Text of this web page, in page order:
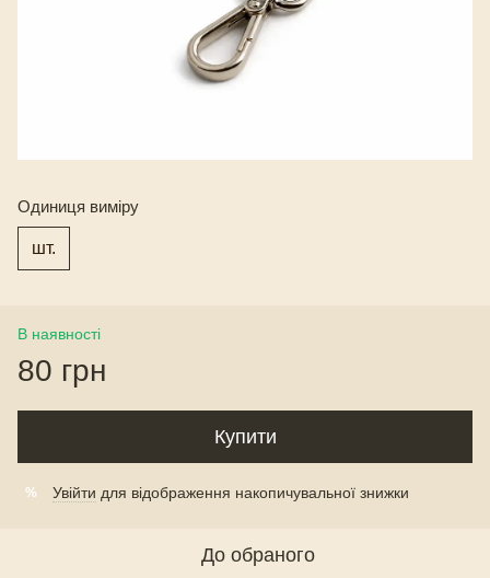
Одиниця виміру
шт.
В наявності
80 грн
Купити
% Увійти для відображення накопичувальної знижки
До обраного